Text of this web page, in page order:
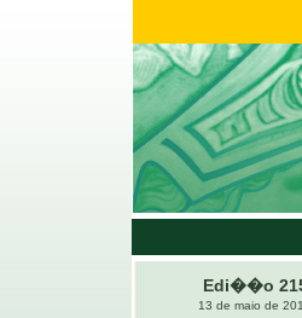
Edi��o
13 de maio de